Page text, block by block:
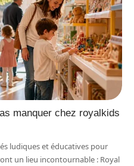
manquer chez royalkids
ludiques et éducatives pour
un lieu incontournable : Royal